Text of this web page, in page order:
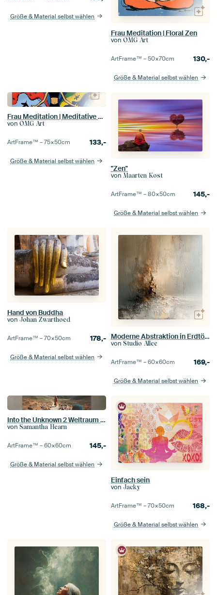
Größe & Material selbst wählen
Frau Meditation | Floral Zen
von OMG Art
ArtFrame™ –50×70cm 130,-
Größe & Material selbst wählen
Frau Meditation | Meditative Reise durch Farbe
von OMG Art
ArtFrame™ –75×50cm 133,-
Größe & Material selbst wählen
"Zen"
von Maarten Kost
ArtFrame™ –80×50cm 145,-
Größe & Material selbst wählen
Hand von Buddha
von Johan Zwarthoed
ArtFrame™ –70×50cm 178,-
Größe & Material selbst wählen
Moderne Abstraktion in Erdtönen
von Studio Allee
ArtFrame™ –60×60cm 169,-
Größe & Material selbst wählen
Into the Unknown 2 Weltraum Collage Kunst
von Samantha Hearn
ArtFrame™ –60×60cm 145,-
Größe & Material selbst wählen
Einfach sein
von Jacky
ArtFrame™ –70×50cm 168,-
Größe & Material selbst wählen